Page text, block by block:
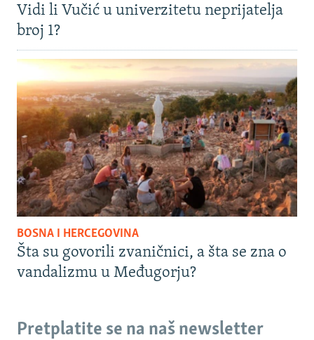
Vidi li Vučić u univerzitetu neprijatelja
broj 1?
BOSNA I HERCEGOVINA
Šta su govorili zvaničnici, a šta se zna o
vandalizmu u Međugorju?
Pretplatite se na naš newsletter